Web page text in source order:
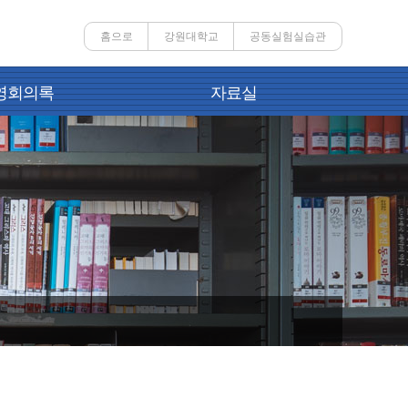
홈으로 강원대학교 공동실험실습관
회의록 자료실